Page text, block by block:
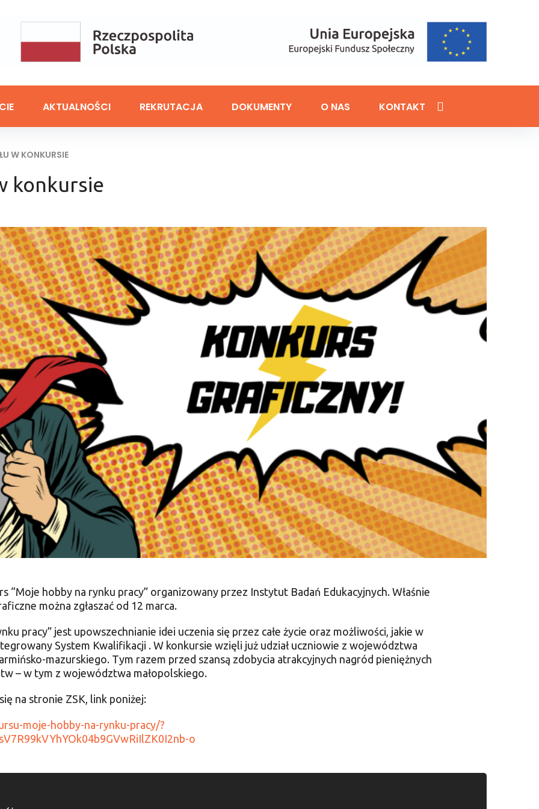
AKTUALNOŚCI REKRUTACJA DOKUMENTY O NAS KONTAKT
W KONKURSIE
konkursie
“Moje hobby na rynku pracy” organizowany przez Instytut Badań Edukacyjnych. Właśnie
można zgłaszać od 12 marca.
pracy” jest upowszechnianie idei uczenia się przez całe życie oraz możliwości, jakie w
System Kwalifikacji . W konkursie wzięli już udział uczniowie z województwa
mazurskiego. Tym razem przed szansą zdobycia atrakcyjnych nagród pieniężnych
– w tym z województwa małopolskiego.
na stronie ZSK, link poniżej:
moje-hobby-na-rynku-pracy/?
o